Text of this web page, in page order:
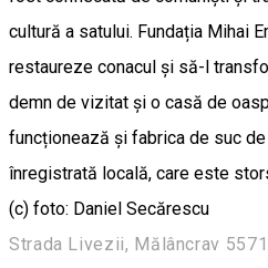
cultură a satului. Fundația Mihai
restaureze conacul și să-l
demn de vizitat și o casă de
funcționează și fabrica de suc
înregistrată locală, care este
(c) foto: Daniel Secărescu
Strada Livezii, Mălâncrav